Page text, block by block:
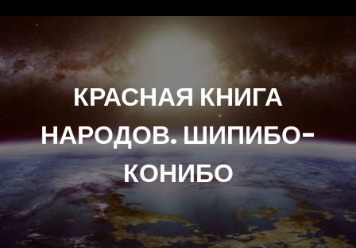
КРАСНАЯ КНИГА
НАРОДОВ. ШИПИБО-
КОНИБО